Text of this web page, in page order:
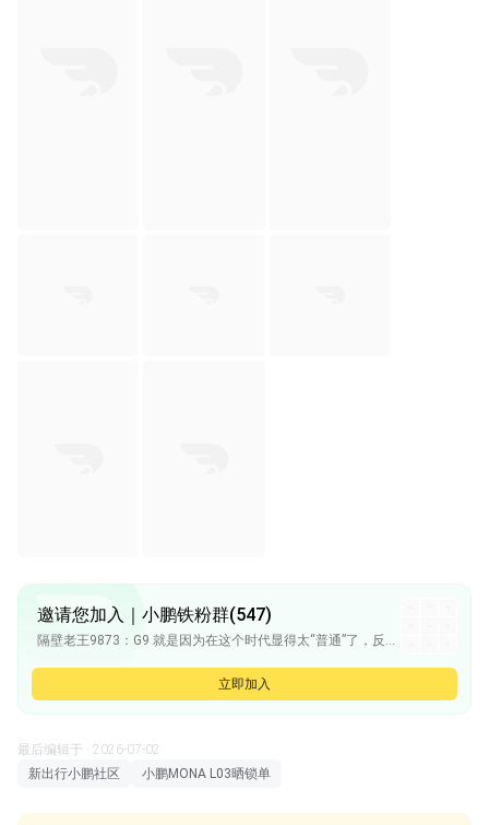
邀请您加入｜小鹏铁粉群(547)
隔壁老王9873：G9 就是因为在这个时代显得太“普通”了，反而符合很多大众的审美
隔壁老王9873：审美这种事，千人千面，理解并尊重
立即加入
最后编辑于 · 2026-07-02
新出行小鹏社区
小鹏MONA L03晒锁单